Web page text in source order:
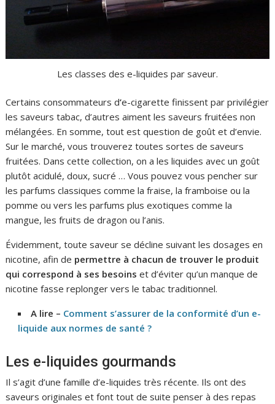
Les classes des e-liquides par saveur.
Certains consommateurs d’e-cigarette finissent par privilégier
les saveurs tabac, d’autres aiment les saveurs fruitées non
mélangées. En somme, tout est question de goût et d’envie.
Sur le marché, vous trouverez toutes sortes de saveurs
fruitées. Dans cette collection, on a les liquides avec un goût
plutôt acidulé, doux, sucré … Vous pouvez vous pencher sur
les parfums classiques comme la fraise, la framboise ou la
pomme ou vers les parfums plus exotiques comme la
mangue, les fruits de dragon ou l’anis.
Évidemment, toute saveur se décline suivant les dosages en
nicotine, afin de permettre à chacun de trouver le produit
qui correspond à ses besoins et d’éviter qu’un manque de
nicotine fasse replonger vers le tabac traditionnel.
A lire – Comment s’assurer de la conformité d’un e-
liquide aux normes de santé ?
Les e-liquides gourmands
Il s’agit d’une famille d’e-liquides très récente. Ils ont des
saveurs originales et font tout de suite penser à des repas